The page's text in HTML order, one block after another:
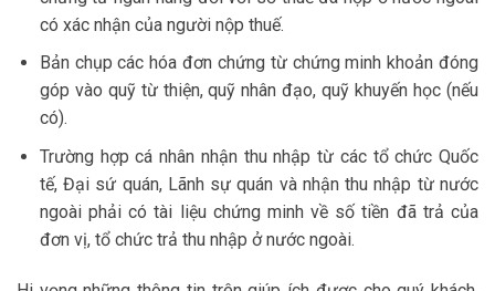
có xác nhận của người nộp thuế.
Bản chụp các hóa đơn chứng từ chứng minh khoản đóng
góp vào quỹ từ thiện, quỹ nhân đạo, quỹ khuyến học (nếu
có).
Trường hợp cá nhân nhận thu nhập từ các tổ chức Quốc
tế, Đại sứ quán, Lãnh sự quán và nhận thu nhập từ nước
ngoài phải có tài liệu chứng minh về số tiền đã trả của
đơn vị, tổ chức trả thu nhập ở nước ngoài.